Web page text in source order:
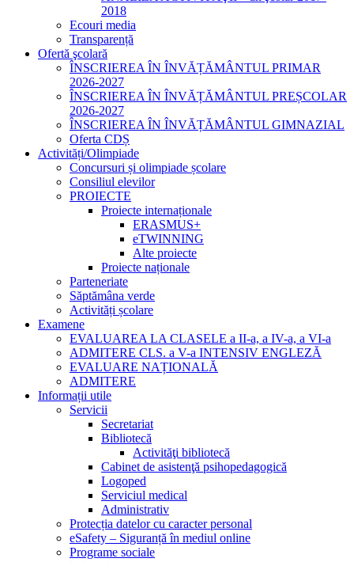
2018
Ecouri media
Transparență
Ofertă şcolară
ÎNSCRIEREA ÎN ÎNVĂȚĂMÂNTUL PRIMAR
2026-2027
ÎNSCRIEREA ÎN ÎNVĂȚĂMÂNTUL PREȘCOLAR
2026-2027
ÎNSCRIEREA ÎN ÎNVĂȚĂMÂNTUL GIMNAZIAL
Oferta CDȘ
Activități/Olimpiade
Concursuri și olimpiade școlare
Consiliul elevilor
PROIECTE
Proiecte internaționale
ERASMUS+
eTWINNING
Alte proiecte
Proiecte naționale
Parteneriate
Săptămâna verde
Activități școlare
Examene
EVALUAREA LA CLASELE a II-a, a IV-a, a VI-a
ADMITERE CLS. a V-a INTENSIV ENGLEZĂ
EVALUARE NAȚIONALĂ
ADMITERE
Informații utile
Servicii
Secretariat
Bibliotecă
Activităţi bibliotecă
Cabinet de asistenţă psihopedagogică
Logoped
Serviciul medical
Administrativ
Protecția datelor cu caracter personal
eSafety – Siguranță în mediul online
Programe sociale